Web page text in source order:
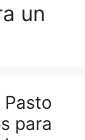
un
para